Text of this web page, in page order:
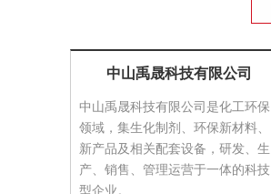
中山禹晟科技有限公司
中山禹晟科技有限公司是化工环保
领域，集生化制剂、环保新材料、
新产品及相关配套设备，研发、生
产、销售、管理运营于一体的科技
型企业。